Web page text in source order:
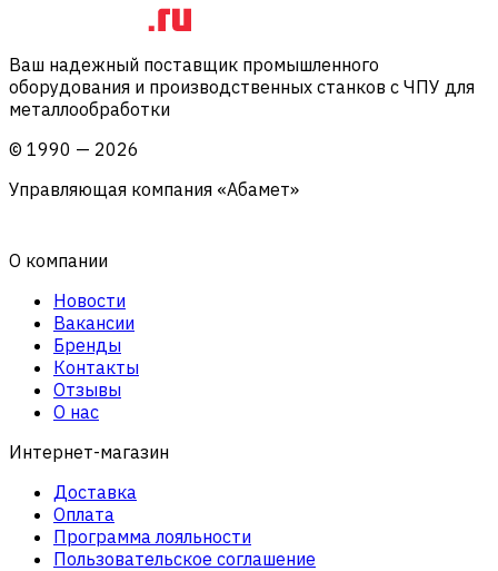
Ваш надежный поставщик промышленного
оборудования и производственных станков с ЧПУ для
металлообработки
© 1990 — 2026
Управляющая компания «Абамет»
О компании
Новости
Вакансии
Бренды
Контакты
Отзывы
О нас
Интернет-магазин
Доставка
Оплата
Программа лояльности
Пользовательское соглашение